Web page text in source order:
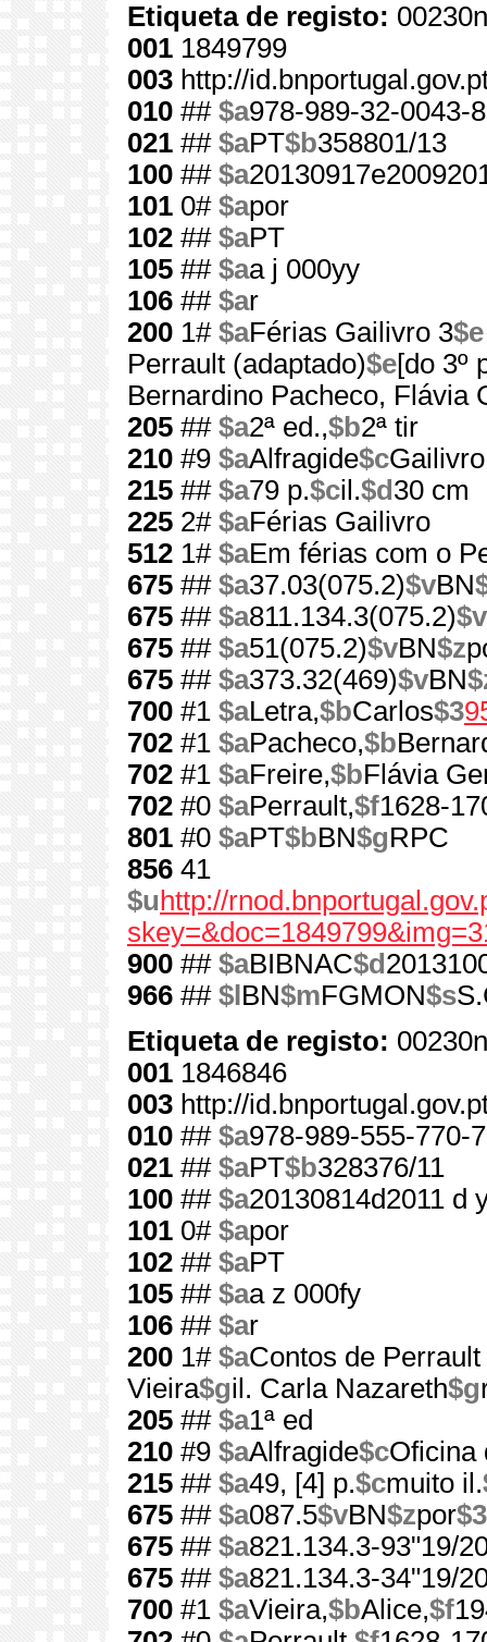
Etiqueta de registo:
001 1849799
003 http://
010 ## $a978-989-32-0043-8
021 ## $aPT$b358801/13
100 ## $a
101 0# $apor
102 ## $aPT
105 ## $aa j 000yy
106 ## $ar
200 1# $aFérias Gailivro 3$e
Perrault (adaptado)$e[do 3º
Bernardino Pacheco, Flávia
205 ## $a2ª ed.,$b2ª tir
210 #9 $aAlfragide$c
215 ## $a79 p.$cil.$d 30 cm
225 2# $aFérias Gailivro
512 1# $aEm férias com o
675 ## $a37.03(075.2)$vBN
675 ## $a811.134.3(075.2)$v
675 ## $a51(075.2)$vBN$z
675 ## $a373.32(469)$vBN
700 #1 $aLetra,$bCarlos$3
702 #1 $aPacheco,$b
702 #1 $aFreire,$bFlávia
702 #0 $aPerrault,$f1628-
801 #0 $aPT$bBN$gRPC
856 41
$u http://
900 ## $aBIBNAC$d
966 ## $l BN$mFGMON$s
Etiqueta de registo:
001 1846846
003 http://
010 ## $a978-989-555-770-7
021 ## $aPT$b328376/11
100 ## $a20130814d2011 d
101 0# $apor
102 ## $aPT
105 ## $aa z 000fy
106 ## $ar
200 1# $aContos de
Vieira$gil. Carla Nazareth$g
205 ## $a1ª ed
210 #9 $aAlfragide$cOficina
215 ## $a49, [4] p.$cmuito il.
675 ## $a087.5$vBN$zpor$3
675 ## $a821.134.3-93"19/
675 ## $a821.134.3-34"19/
700 #1 $aVieira,$bAlice,$f